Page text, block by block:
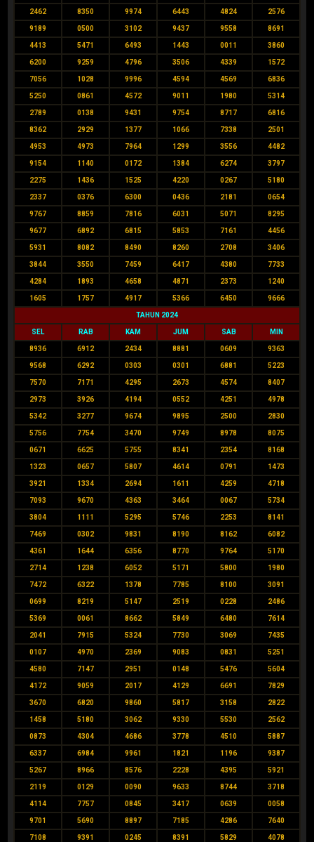
2462 8350 9974 6443 4824 2576
9189 0500 3102 9437 9558 8691
4413 5471 6493 1443 0011 3860
6200 9259 4796 3506 4339 1572
7056 1028 9996 4594 4569 6836
5250 0861 4572 9011 1980 5314
2789 0138 9431 9754 8717 6816
8362 2929 1377 1066 7338 2501
4953 4973 7964 1299 3556 4482
9154 1140 0172 1384 6274 3797
2275 1436 1525 4220 0267 5180
2337 0376 6300 0436 2181 0654
9767 8859 7816 6031 5071 8295
9677 6892 6815 5853 7161 4456
5931 8082 8490 8260 2708 3406
3844 3550 7459 6417 4380 7733
4284 1893 4658 4871 2373 1240
1605 1757 4917 5366 6450 9666
TAHUN 2024
SEL RAB KAM JUM SAB MIN
8936 6912 2434 8881 0609 9363
9568 6292 0303 0301 6881 5223
7570 7171 4295 2673 4574 8407
2973 3926 4194 0552 4251 4978
5342 3277 9674 9895 2500 2830
5756 7754 3470 9749 8978 8075
0671 6625 5755 8341 2354 8168
1323 0657 5807 4614 0791 1473
3921 1334 2694 1611 4259 4718
7093 9670 4363 3464 0067 5734
3804 1111 5295 5746 2253 8141
7469 0302 9831 8190 8162 6082
4361 1644 6356 8770 9764 5170
2714 1238 6052 5171 5800 1980
7472 6322 1378 7785 8100 3091
0699 8219 5147 2519 0228 2486
5369 0061 8662 5849 6480 7614
2041 7915 5324 7730 3069 7435
0107 4970 2369 9083 0831 5251
4580 7147 2951 0148 5476 5604
4172 9059 2017 4129 6691 7829
3670 6820 9860 5817 3158 2822
1458 5180 3062 9330 5530 2562
0873 4304 4686 3778 4510 5887
6337 6984 9961 1821 1196 9387
5267 8966 8576 2228 4395 5921
2119 0129 0090 9633 8744 3718
4114 7757 0845 3417 0639 0058
9701 5690 8897 7185 4286 7640
7108 9391 0245 8391 5829 4078